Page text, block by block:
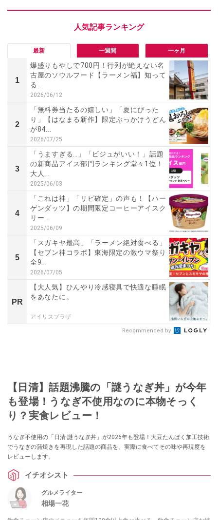
最新 一週間 一ヶ月
1
爆盛りもやしで700円！行列が絶えない名
古屋のソウルフード【ラーメン福】知って
る...
2026/06/12
2
「無料券当たるの嬉しい」「夏にぴった
り」【はなまる新作】限定ぶっかけうどん
が84...
2026/07/25
3
「うますぎる…」「ビジュがいい！」話題
の新商品アイス部門ランキング堂々1位！
大人...
2025/06/03
4
「これは神」「リピ確定」の声も！【ハー
ゲンダッツ】の期間限定コーヒーアイスク
リー...
2025/06/09
5
「スガキヤ最高」「ラーメン絶対食べる」
【セブン神コラボ】東海限定の激ウマ祭り
全9...
2026/07/05
PR
【大人気】ひんやり冷感寝具で快適な睡眠
をあなたに。
アイリスプラザ
Recommended by
【日清】話題沸騰の「謎うなぎ丼」が今年
も登場！うなぎ不使用なのに本物そっく
り？実食レビュー！
うなぎ不使用の「日清 謎うなぎ丼」が2026年も登場！大豆たんぱく加工技術
でうなぎの蒲焼きを再現した話題の商品を、実際に食べてその味や再現度を
レビューします。
イチオシスト
グルメライター
相場一花